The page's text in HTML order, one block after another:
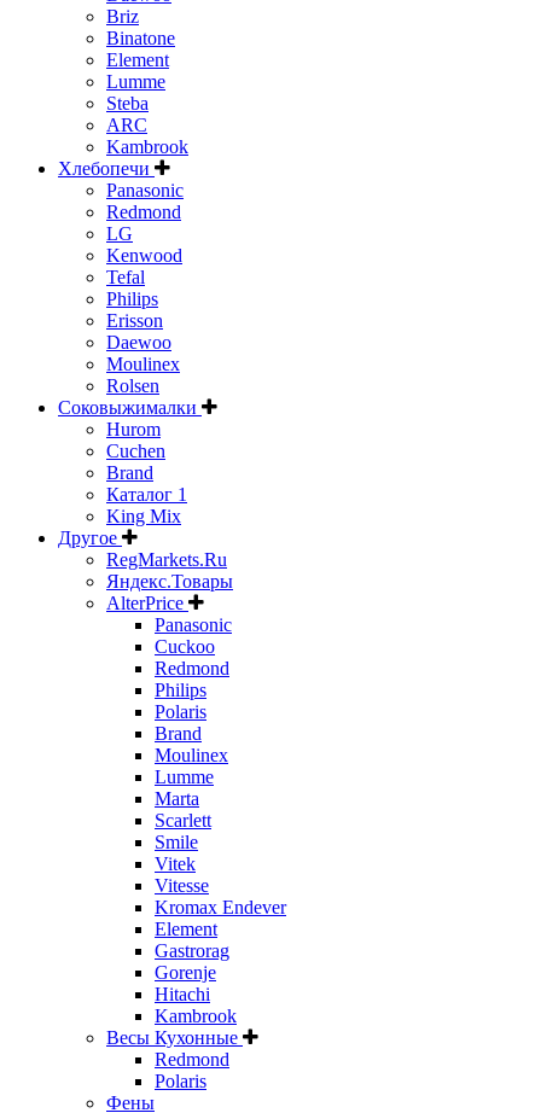
Briz
Binatone
Element
Lumme
Steba
ARC
Kambrook
Хлебопечи
Panasonic
Redmond
LG
Kenwood
Tefal
Philips
Erisson
Daewoo
Moulinex
Rolsen
Соковыжималки
Hurom
Cuchen
Brand
Каталог 1
King Mix
Другое
RegMarkets.Ru
Яндекс.Товары
AlterPrice
Panasonic
Cuckoo
Redmond
Philips
Polaris
Brand
Moulinex
Lumme
Marta
Scarlett
Smile
Vitek
Vitesse
Kromax Endever
Element
Gastrorag
Gorenje
Hitachi
Kambrook
Весы Кухонные
Redmond
Polaris
Фены